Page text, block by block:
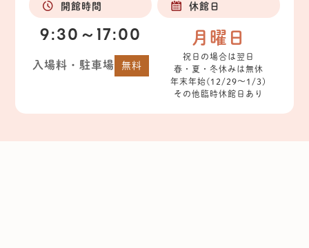
開館時間
9:30～17:00
入場料・駐車場 無料
休館日
月曜日
祝日の場合は翌日
春・夏・冬休みは無休
年末年始(12/29～1/3)
その他臨時休館日あり